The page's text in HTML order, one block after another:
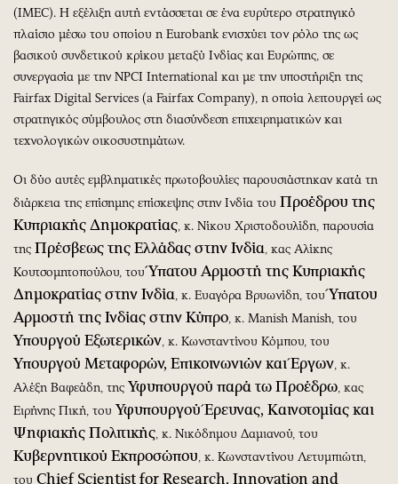
(IMEC). Η εξέλιξη αυτή εντάσσεται σε ένα ευρύτερο στρατηγικό
πλαίσιο μέσω του οποίου η Eurobank ενισχύει τον ρόλο της ως
βασικού συνδετικού κρίκου μεταξύ Ινδίας και Ευρώπης, σε
συνεργασία με την NPCI International και με την υποστήριξη της
Fairfax Digital Services (a Fairfax Company), η οποία λειτουργεί ως
στρατηγικός σύμβουλος στη διασύνδεση επιχειρηματικών και
τεχνολογικών οικοσυστημάτων.
Οι δύο αυτές εμβληματικές πρωτοβουλίες παρουσιάστηκαν κατά τη
διάρκεια της επίσημης επίσκεψης στην Ινδία του Προέδρου της
Κυπριακής Δημοκρατίας, κ. Νίκου Χριστοδουλίδη, παρουσία
της Πρέσβεως της Ελλάδας στην Ινδία, κας Αλίκης
Κουτσομητοπούλου, τουΎπατου Αρμοστή της Κυπριακής
Δημοκρατίας στην Ινδία, κ. Ευαγόρα Βρυωνίδη, τουΎπατου
Αρμοστή της Ινδίας στην Κύπρο, κ. Manish Manish, του
Υπουργού Εξωτερικών, κ. Κωνσταντίνου Κόμπου, του
Υπουργού Μεταφορών, Επικοινωνιών και Έργων, κ.
Αλέξη Βαφεάδη, της Υφυπουργού παρά τω Προέδρω, κας
Ειρήνης Πική, του Υφυπουργού Έρευνας, Καινοτομίας και
Ψηφιακής Πολιτικής, κ. Νικόδημου Δαμιανού, του
Κυβερνητικού Εκπροσώπου, κ. Κωνσταντίνου Λετυμπιώτη,
του Chief Scientist for Research, Innovation and